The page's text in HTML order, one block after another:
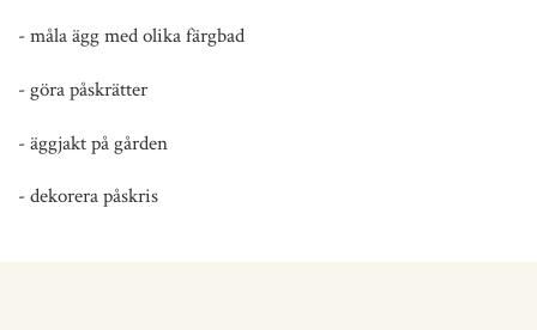
- måla ägg med olika färgbad
- göra påskrätter
- äggjakt på gården
- dekorera påskris